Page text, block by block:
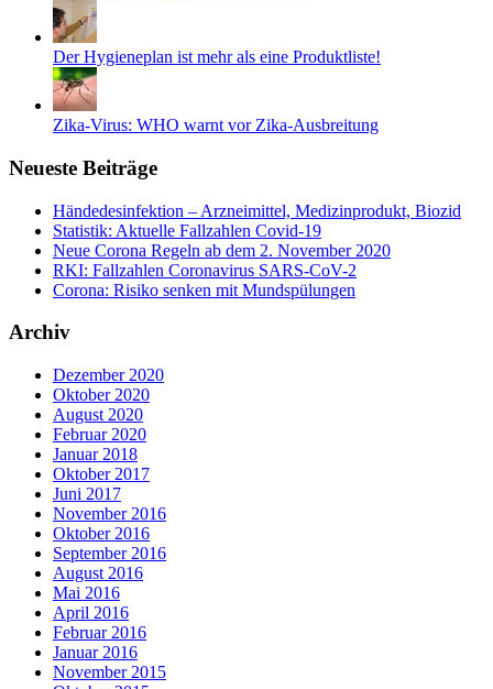
Der Hygieneplan ist mehr als eine Produktliste!
Zika-Virus: WHO warnt vor Zika-Ausbreitung
Neueste Beiträge
Händedesinfektion – Arzneimittel, Medizinprodukt, Biozid
Statistik: Aktuelle Fallzahlen Covid-19
Neue Corona Regeln ab dem 2. November 2020
RKI: Fallzahlen Coronavirus SARS-CoV-2
Corona: Risiko senken mit Mundspülungen
Archiv
Dezember 2020
Oktober 2020
August 2020
Februar 2020
Januar 2018
Oktober 2017
Juni 2017
November 2016
Oktober 2016
September 2016
August 2016
Mai 2016
April 2016
Februar 2016
Januar 2016
November 2015